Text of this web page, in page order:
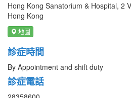
Hong Kong Sanatorium & Hospital, 2
Hong Kong
地圖
診症時間
By Appointment and shift duty
診症電話